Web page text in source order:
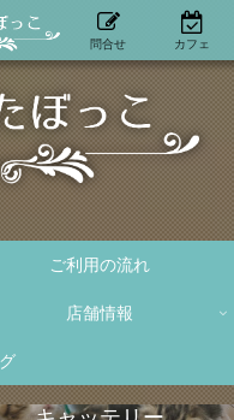
ご利用の流れ
店舗情報
問合せ カフェ